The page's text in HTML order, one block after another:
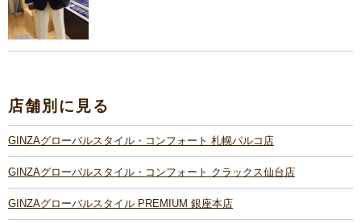
店舗別に見る
GINZAグローバルスタイル・コンフォート 札幌パルコ店
GINZAグローバルスタイル・コンフォート クラックス仙台店
GINZAグローバルスタイル PREMIUM 銀座本店